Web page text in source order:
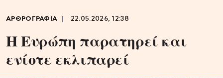
ΑΡΘΡΟΓΡΑΦΙΑ 22.05.2026, 12:38
Η Ευρώπη παρατηρεί και
ενίοτε εκλιπαρεί